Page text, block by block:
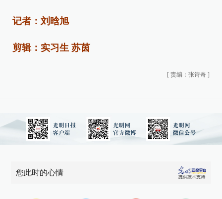
记者：刘晗旭
剪辑：实习生 苏茵
[ 责编：张诗奇 ]
您此时的心情